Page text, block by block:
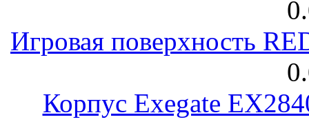
Игровая поверхность
Корпус Exegate